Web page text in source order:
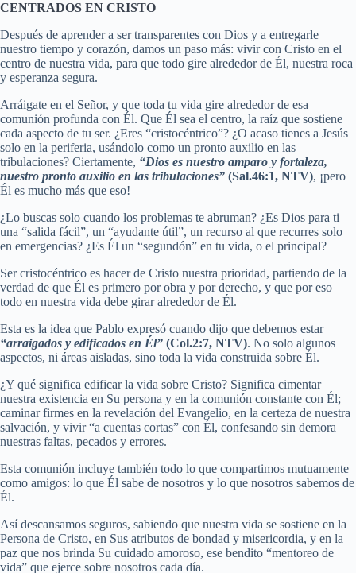
CENTRADOS EN CRISTO
Después de aprender a ser transparentes con Dios y a entregarle
nuestro tiempo y corazón, damos un paso más: vivir con Cristo en el
centro de nuestra vida, para que todo gire alrededor de Él, nuestra roca
y esperanza segura.
Arráigate en el Señor, y que toda tu vida gire alrededor de esa
comunión profunda con Él. Que Él sea el centro, la raíz que sostiene
cada aspecto de tu ser. ¿Eres “cristocéntrico”? ¿O acaso tienes a Jesús
solo en la periferia, usándolo como un pronto auxilio en las
tribulaciones? Ciertamente, “Dios es nuestro amparo y fortaleza,
nuestro pronto auxilio en las tribulaciones” (Sal.46:1, NTV), ¡pero
Él es mucho más que eso!
¿Lo buscas solo cuando los problemas te abruman? ¿Es Dios para ti
una “salida fácil”, un “ayudante útil”, un recurso al que recurres solo
en emergencias? ¿Es Él un “segundón” en tu vida, o el principal?
Ser cristocéntrico es hacer de Cristo nuestra prioridad, partiendo de la
verdad de que Él es primero por obra y por derecho, y que por eso
todo en nuestra vida debe girar alrededor de Él.
Esta es la idea que Pablo expresó cuando dijo que debemos estar
“arraigados y edificados en Él” (Col.2:7, NTV). No solo algunos
aspectos, ni áreas aisladas, sino toda la vida construida sobre Él.
¿Y qué significa edificar la vida sobre Cristo? Significa cimentar
nuestra existencia en Su persona y en la comunión constante con Él;
caminar firmes en la revelación del Evangelio, en la certeza de nuestra
salvación, y vivir “a cuentas cortas” con Él, confesando sin demora
nuestras faltas, pecados y errores.
Esta comunión incluye también todo lo que compartimos mutuamente
como amigos: lo que Él sabe de nosotros y lo que nosotros sabemos de
Él.
Así descansamos seguros, sabiendo que nuestra vida se sostiene en la
Persona de Cristo, en Sus atributos de bondad y misericordia, y en la
paz que nos brinda Su cuidado amoroso, ese bendito “mentoreo de
vida” que ejerce sobre nosotros cada día.